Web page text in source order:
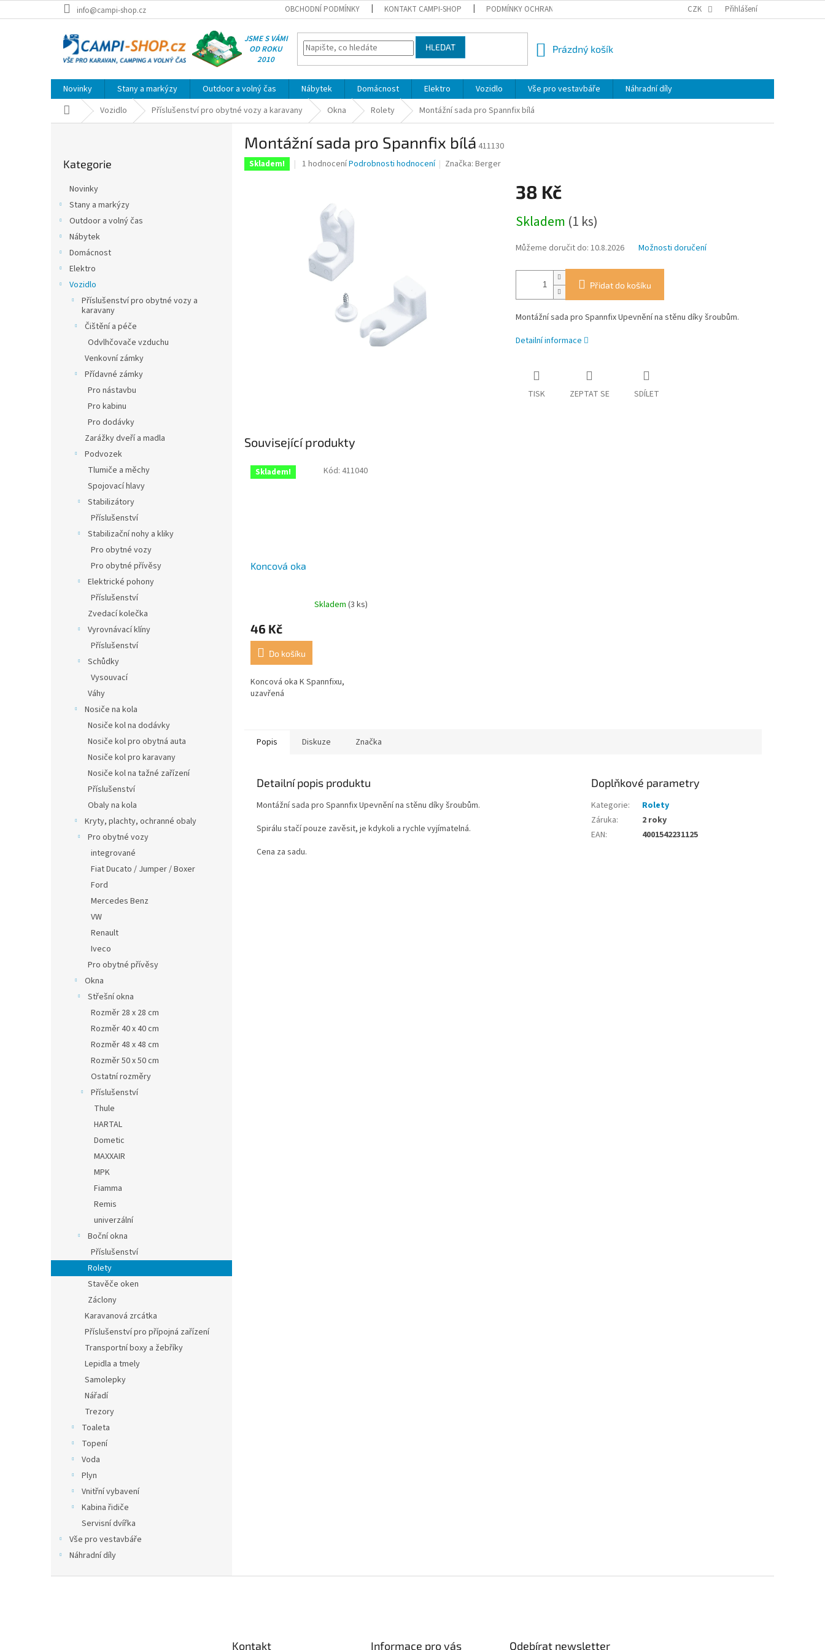
na
info@campi-shop.cz OBCHODNÍ PODMÍNKY KONTAKT CAMPI-SHOP PODMÍNKY OCHRANY OSOBNÍCH ÚDAJŮ REKLAMACE
CZK Přihlášení
JSME S VÁMI
OD ROKU
2010
HLEDAT
NÁKUPNÍ
Prázdný košík
Novinky Stany a markýzy Outdoor a volný čas Nábytek Domácnost Elektro Vozidlo Vše pro vestavbáře
Náhradní díly
Domů Vozidlo Příslušenství pro obytné vozy a karavany Okna Rolety Montážní sada pro Spannfix bílá
kategorie
Kategorie
Novinky
Stany a markýzy
Outdoor a volný čas
Nábytek
Domácnost
Elektro
Vozidlo
Příslušenství pro obytné vozy a
karavany
Čištění a péče
Odvlhčovače vzduchu
Venkovní zámky
Přídavné zámky
Pro nástavbu
Pro kabinu
Pro dodávky
Zarážky dveří a madla
Podvozek
Tlumiče a měchy
Spojovací hlavy
Stabilizátory
Příslušenství
Stabilizační nohy a kliky
Pro obytné vozy
Pro obytné přívěsy
Elektrické pohony
Příslušenství
Zvedací kolečka
Vyrovnávací klíny
Příslušenství
Schůdky
Vysouvací
Váhy
Nosiče na kola
Nosiče kol na dodávky
Nosiče kol pro obytná auta
Nosiče kol pro karavany
Nosiče kol na tažné zařízení
Příslušenství
Obaly na kola
Kryty, plachty, ochranné obaly
Pro obytné vozy
integrované
Fiat Ducato / Jumper / Boxer
Ford
Mercedes Benz
VW
Renault
Iveco
Pro obytné přívěsy
Okna
Střešní okna
Rozměr 28 x 28 cm
Rozměr 40 x 40 cm
Rozměr 48 x 48 cm
Rozměr 50 x 50 cm
Ostatní rozměry
Příslušenství
Thule
HARTAL
Dometic
MAXXAIR
MPK
Fiamma
Remis
univerzální
Boční okna
Příslušenství
Rolety
Stavěče oken
Záclony
Karavanová zrcátka
Příslušenství pro přípojná zařízení
Transportní boxy a žebříky
Lepidla a tmely
Samolepky
Nářadí
Trezory
Toaleta
Topení
Voda
Plyn
Vnitřní vybavení
Kabina řidiče
Servisní dvířka
Vše pro vestavbáře
Náhradní díly
Montážní sada pro Spannfix bílá 411130
Skladem!
Průměrné
hvězdiček.
1 hodnoceníPodrobnosti hodnocení Značka:Berger
38 Kč
cena:
Skladem (1 ks)
Můžeme doručit do: 10.8.2026 Možnosti doručení
Přidat do košíku
Montážní sada pro Spannfix Upevnění na stěnu díky šroubům.
Detailní informace
TISK ZEPTAT SE SDÍLET
Související produkty
Skladem!
Koncová oka
Skladem (3 ks)
46 Kč
Do košíku
Koncová oka K Spannfixu,
uzavřená
Kód: 411040
Popis Diskuze Značka
Detailní popis produktu
Montážní sada pro Spannfix Upevnění na stěnu díky šroubům.
Spirálu stačí pouze zavěsit, je kdykoli a rychle vyjímatelná.
Cena za sadu.
Doplňkové parametry
Kategorie:
Rolety
Záruka:
2 roky
EAN: 4001542231125
Kontakt Informace pro vás Odebírat newsletter